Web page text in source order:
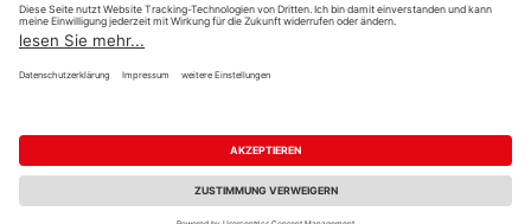
Impressum Datenschutz
Nutzungsbedingungen
Barrierefreiheitserklärung
Vertrag widerrufen